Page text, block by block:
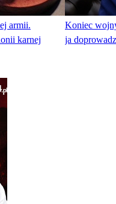
armii.
karnej
Koniec
ja